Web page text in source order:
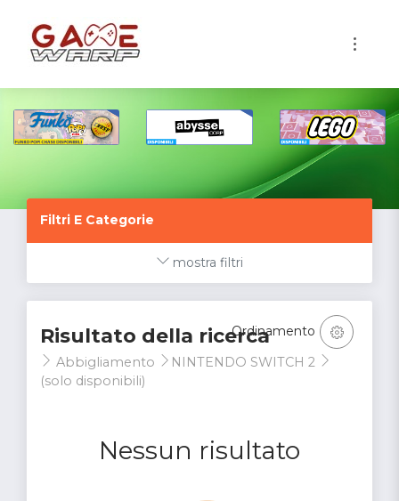
Filtri E Categorie
mostra filtri
Risultato della ricerca
Abbigliamento
NINTENDO SWITCH 2
(solo disponibili)
Nessun risultato
Ordinamento